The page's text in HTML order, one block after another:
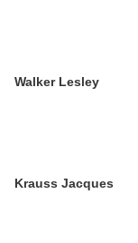
Walker Lesley
Krauss Jacques